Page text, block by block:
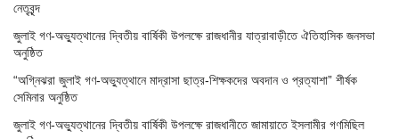
নেতৃবৃন্দ
জুলাই গণ-অভ্যুত্থানের দ্বিতীয় বার্ষিকী উপলক্ষে রাজধানীর যাত্রাবাড়ীতে ঐতিহাসিক জনসভা
অনুষ্ঠিত
“অগ্নিঝরা জুলাই গণ-অভ্যুত্থানে মাদ্রাসা ছাত্র-শিক্ষকদের অবদান ও প্রত্যাশা” শীর্ষক
সেমিনার অনুষ্ঠিত
জুলাই গণ-অভ্যুত্থানের দ্বিতীয় বার্ষিকী উপলক্ষে রাজধানীতে জামায়াতে ইসলামীর গণমিছিল